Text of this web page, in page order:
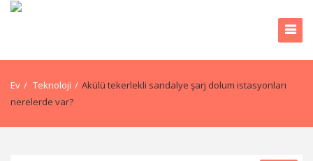
Ev / Teknoloji / Akülü tekerlekli sandalye şarj dolum istasyonları
nerelerde var?